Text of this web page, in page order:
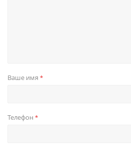
Ваше имя *
Телефон *